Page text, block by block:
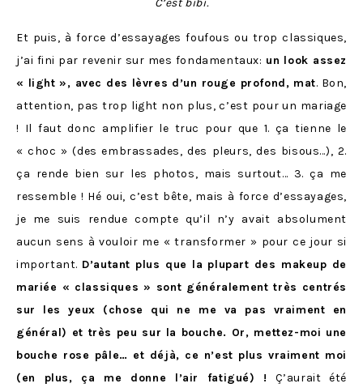
Et puis, à force d’essayages foufous ou trop classiques,
j’ai fini par revenir sur mes fondamentaux: un look assez
« light », avec des lèvres d’un rouge profond, mat. Bon,
attention, pas trop light non plus, c’est pour un mariage
! Il faut donc amplifier le truc pour que 1. ça tienne le
« choc » (des embrassades, des pleurs, des bisous…), 2.
ça rende bien sur les photos, mais surtout… 3. ça me
ressemble ! Hé oui, c’est bête, mais à force d’essayages,
je me suis rendue compte qu’il n’y avait absolument
aucun sens à vouloir me « transformer » pour ce jour si
important. D’autant plus que la plupart des makeup de
mariée « classiques » sont généralement très centrés
sur les yeux (chose qui ne me va pas vraiment en
général) et très peu sur la bouche. Or, mettez-moi une
bouche rose pâle… et déjà, ce n’est plus vraiment moi
(en plus, ça me donne l’air fatigué) !
Ç’aurait été